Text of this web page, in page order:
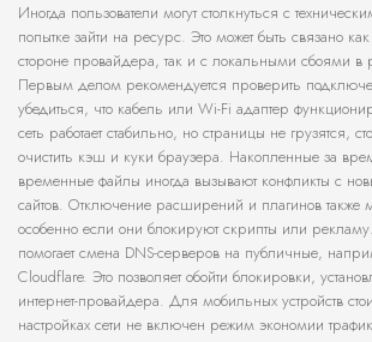
Иногда пользователи могут столкнуться с
попытке зайти на ресурс. Это может быть связано
стороне провайдера, так и с локальными сбоями в
Первым делом рекомендуется проверить
убедиться, что кабель или Wi-Fi адаптер
сеть работает стабильно, но страницы не грузятся,
очистить кэш и куки браузера. Накопленные за
временные файлы иногда вызывают конфликты с
сайтов. Отключение расширений и плагинов также
особенно если они блокируют скрипты или
помогает смена DNS-серверов на публичные,
Cloudflare. Это позволяет обойти блокировки,
интернет-провайдера. Для мобильных устройств
настройках сети не включен режим экономии